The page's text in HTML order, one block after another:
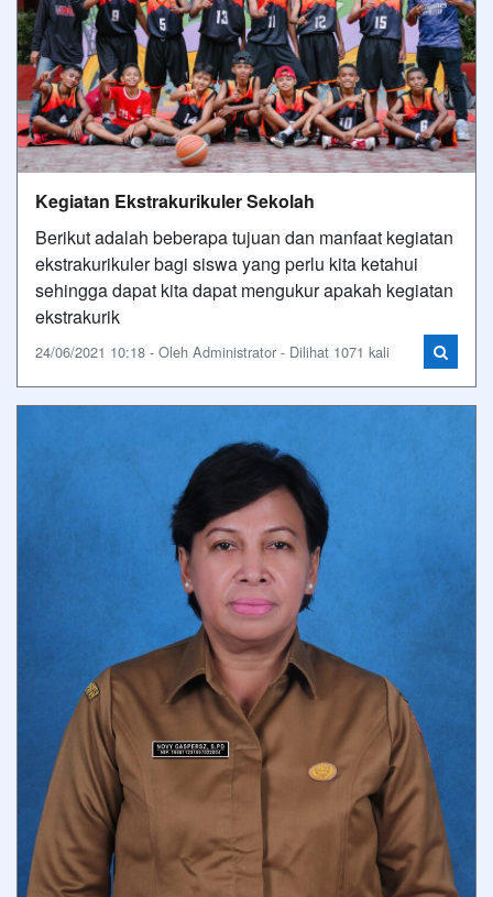
Kegiatan Ekstrakurikuler Sekolah
Berikut adalah beberapa tujuan dan manfaat kegiatan
ekstrakurikuler bagi siswa yang perlu kita ketahui
sehingga dapat kita dapat mengukur apakah kegiatan
ekstrakurik
24/06/2021 10:18 - Oleh Administrator - Dilihat 1071 kali